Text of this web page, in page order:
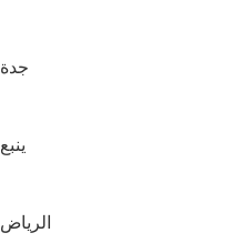
جدة
ينبع
الرياض